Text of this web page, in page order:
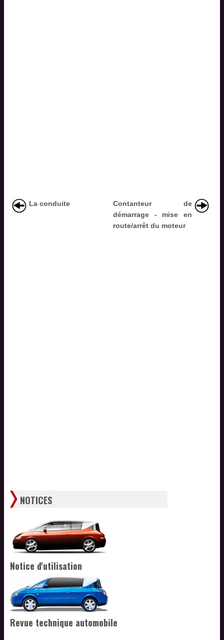
La conduite
Contanteur de
démarrage - mise en
route/arrêt du moteur
NOTICES
Notice d'utilisation
Revue technique automobile